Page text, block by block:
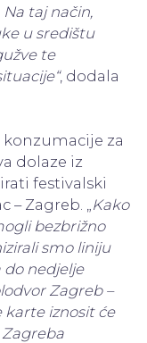
taj način,
u središtu
te
, dodala
za
dolaze iz
festivalski
– Zagreb. „Kako
bezbrižno
smo liniju
do nedjelje
Zagreb –
karte iznosit će
Zagreba